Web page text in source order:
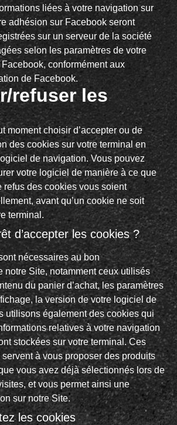
liées à votre navigation sur
adhésion sur Facebook seront
sur un serveur de la société
selon les paramètres de votre
conformément aux
de Facebook.
refuser les
moment choisir d’accepter ou de
des cookies sur votre terminal en
de navigation. Vous pouvez
votre logiciel de manière à ce que
refus des cookies vous soient
avant qu’un cookie ne soit
terminal.
d’accepter les cookies ?
nécessaires au bon
notre Site, notamment ceux utilisés
du panier d’achat, les paramètres
la version de votre logiciel de
utilisons également des cookies qui
relatives à votre navigation
stockées sur votre terminal. Ces
à vous proposer des produits
vous avez déjà sélectionnés lors de
et vous permet ainsi une
sur notre Site.
les cookies